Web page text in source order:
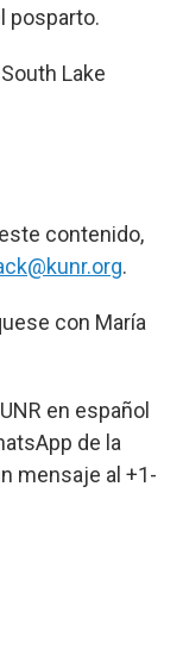
posparto.
Lake
contenido,
.
con María
en español
de la
mensaje al +1-